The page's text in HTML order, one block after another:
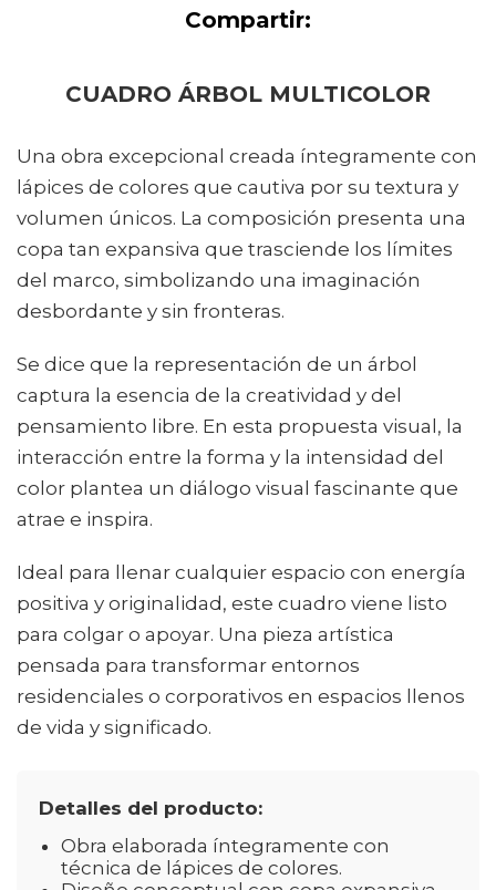
Compartir:
CUADRO ÁRBOL MULTICOLOR
Una obra excepcional creada íntegramente con
lápices de colores que cautiva por su textura y
volumen únicos. La composición presenta una
copa tan expansiva que trasciende los límites
del marco, simbolizando una imaginación
desbordante y sin fronteras.
Se dice que la representación de un árbol
captura la esencia de la creatividad y del
pensamiento libre. En esta propuesta visual, la
interacción entre la forma y la intensidad del
color plantea un diálogo visual fascinante que
atrae e inspira.
Ideal para llenar cualquier espacio con energía
positiva y originalidad, este cuadro viene listo
para colgar o apoyar. Una pieza artística
pensada para transformar entornos
residenciales o corporativos en espacios llenos
de vida y significado.
Detalles del producto:
Obra elaborada íntegramente con
técnica de lápices de colores.